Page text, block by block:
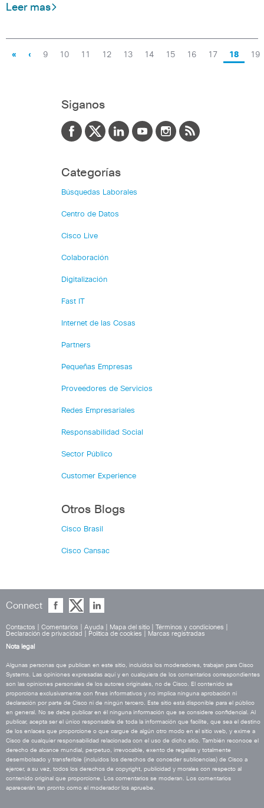
Leer mas
« ‹ 9 10 11 12 13 14 15 16 17 18 19
Siganos
Categorías
Búsquedas Laborales
Centro de Datos
Cisco Live
Colaboración
Digitalización
Fast IT
Internet de las Cosas
Partners
Pequeñas Empresas
Proveedores de Servicios
Redes Empresariales
Responsabilidad Social
Sector Público
Customer Experience
Otros Blogs
Cisco Brasil
Cisco Cansac
Connect
Contactos Comentarios Ayuda Mapa del sitio Términos y condiciones
Declaración de privacidad
Política de cookies
Marcas registradas
Nota legal
Algunas personas que publican en este sitio, incluidos los moderadores, trabajan para Cisco
Systems. Las opiniones expresadas aquí y en cualquiera de los comentarios correspondientes
son las opiniones personales de los autores originales, no de Cisco. El contenido se
proporciona exclusivamente con fines informativos y no implica ninguna aprobación ni
declaración por parte de Cisco ni de ningún tercero. Este sitio está disponible para el público
en general. No se debe publicar en él ninguna información que se considere confidencial. Al
publicar, acepta ser el único responsable de toda la información que facilite, que sea el destino
de los enlaces que proporcione o que cargue de algún otro modo en el sitio web, y exime a
Cisco de cualquier responsabilidad relacionada con el uso de dicho sitio. También reconoce el
derecho de alcance mundial, perpetuo, irrevocable, exento de regalías y totalmente
desembolsado y transferible (incluidos los derechos de conceder sublicencias) de Cisco a
ejercer, a su vez, todos los derechos de copyright, publicidad y morales con respecto al
contenido original que proporcione. Los comentarios se moderan. Los comentarios
aparecerán tan pronto como el moderador los apruebe.